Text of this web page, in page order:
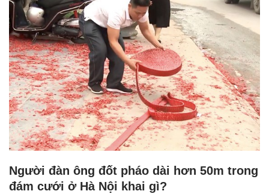
Người đàn ông đốt pháo dài hơn 50m trong
đám cưới ở Hà Nội khai gì?